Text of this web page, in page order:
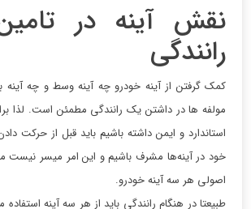
نقش آینه در
رانندگی
کمک گرفتن از آینه خودرو چه آینه وسط و چه آینه
مولفه ها در داشتن یک رانندگی مطمئن است. لذا
استاندارد و ایمن داشته باشیم باید قبل از حرکت
خود در آینه‌ها مشرف باشیم و این امر میسر نیست
اصولی هر سه آینه خودرو.
طبیعتا در هنگام رانندگی باید از هر سه آینه استفاده